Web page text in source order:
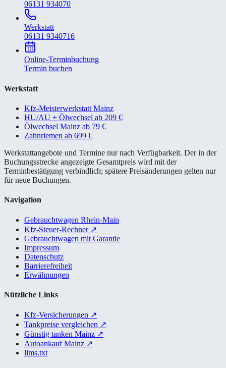
06131 934070
Werkstatt
06131 9340716
Online-Terminbuchung
Termin buchen
Werkstatt
Kfz-Meisterwerkstatt Mainz
HU/AU + Ölwechsel ab 209 €
Ölwechsel Mainz ab 79 €
Zahnriemen ab 699 €
Werkstattangebote und Termine nur nach Verfügbarkeit. Der in der
Buchungsstrecke angezeigte Gesamtpreis wird mit der
Terminbestätigung verbindlich; spätere Preisänderungen gelten nur
für neue Buchungen.
Navigation
Gebrauchtwagen Rhein-Main
Kfz-Steuer-Rechner ↗
Gebrauchtwagen mit Garantie
Impressum
Datenschutz
Barrierefreiheit
Erwähnungen
Nützliche Links
Kfz-Versicherungen ↗
Tankpreise vergleichen ↗
Günstig tanken Mainz ↗
Autoankauf Mainz ↗
llms.txt